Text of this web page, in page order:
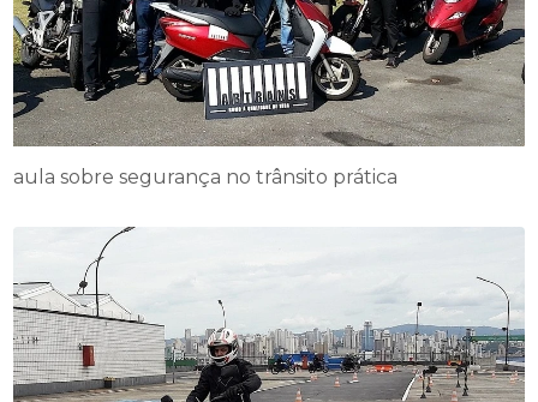
aula sobre segurança no trânsito prática